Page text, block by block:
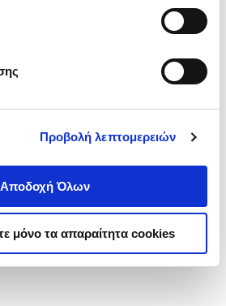
Προβολή λεπτομερειών
Αποδοχή Όλων
μόνο τα απαραίτητα cookies